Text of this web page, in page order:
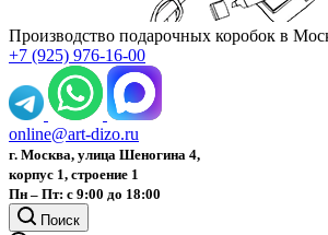
Производство подарочных коробок в
+7 (925) 976-16-00
online@art-dizo.ru
г. Москва, улица Шеногина 4,
корпус 1, строение 1
Пн – Пт: с 9:00 до 18:00
Поиск